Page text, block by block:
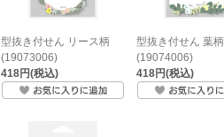
型抜き付せん リース柄
(19073006)
418円(税込)
型抜き付せん 葉柄
(19074006)
418円(税込)